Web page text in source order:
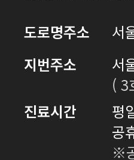
도로명주소
서
지번주소
서
( 3
진료시간
평
공
※